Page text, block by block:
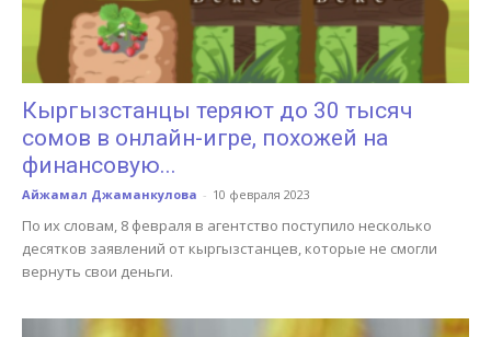
Кыргызстанцы теряют до 30 тысяч
сомов в онлайн-игре, похожей на
финансовую...
Айжамал Джаманкулова - 10 февраля 2023
По их словам, 8 февраля в агентство поступило несколько
десятков заявлений от кыргызстанцев, которые не смогли
вернуть свои деньги.